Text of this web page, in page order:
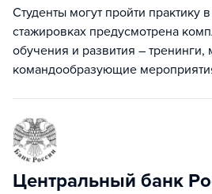
Студенты могут пройти практику
стажировках предусмотрена
обучения и развития – тренинги,
командообразующие
Центральный банк